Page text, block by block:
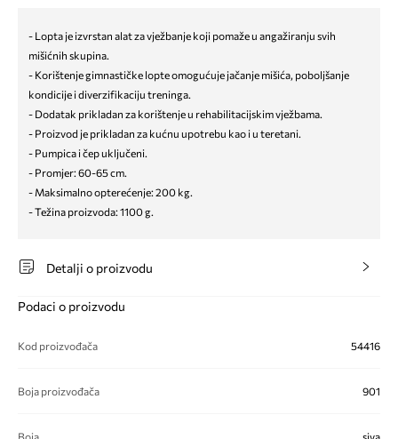
- Lopta je izvrstan alat za vježbanje koji pomaže u angažiranju svih
mišićnih skupina.
- Korištenje gimnastičke lopte omogućuje jačanje mišića, poboljšanje
kondicije i diverzifikaciju treninga.
- Dodatak prikladan za korištenje u rehabilitacijskim vježbama.
- Proizvod je prikladan za kućnu upotrebu kao i u teretani.
- Pumpica i čep uključeni.
- Promjer: 60-65 cm.
- Maksimalno opterećenje: 200 kg.
- Težina proizvoda: 1100 g.
Detalji o proizvodu
Podaci o proizvodu
Kod proizvođača 54416
Boja proizvođača 901
Boja siva